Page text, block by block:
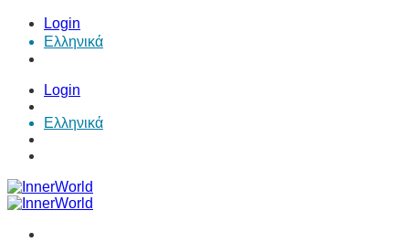
Skip
content
Login
Ελληνικά
Login
Ελληνικά